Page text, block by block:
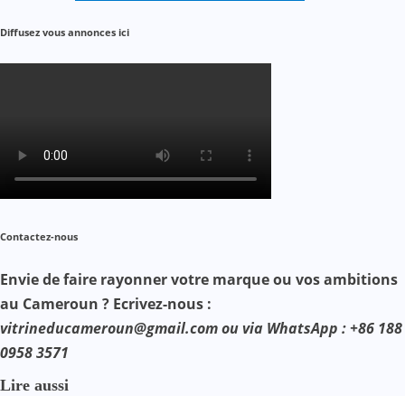
Diffusez vous annonces ici
Contactez-nous
Envie de faire rayonner votre marque ou vos ambitions
au Cameroun ? Ecrivez-nous :
vitrineducameroun@gmail.com ou via WhatsApp : +86 188
0958 3571
Lire aussi